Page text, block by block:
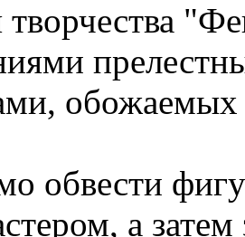
обожаемых
обвести
а затем